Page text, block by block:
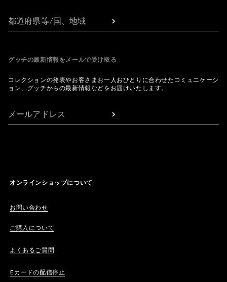
都道府県等/国、地域
グッチの最新情報をメールで受け取る
コレクションの発表やお客さまお一人おひとりに合わせたコミュニケーシ
ョン、グッチからの最新情報などをお届けいたします。
メールアドレス
オンラインショップについて
お問い合わせ
ご購入について
よくあるご質問
Eカードの配信停止